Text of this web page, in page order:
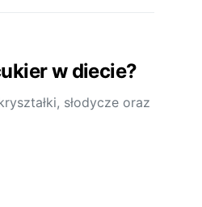
w diecie?
słodycze oraz